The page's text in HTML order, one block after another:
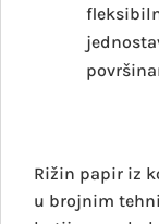
Rižin papir iz
u brojnim